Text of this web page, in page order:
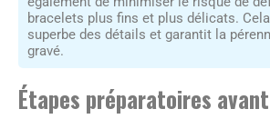
bracelets plus fins et plus délicats.
superbe des détails et garantit la
gravé.
Étapes préparatoires